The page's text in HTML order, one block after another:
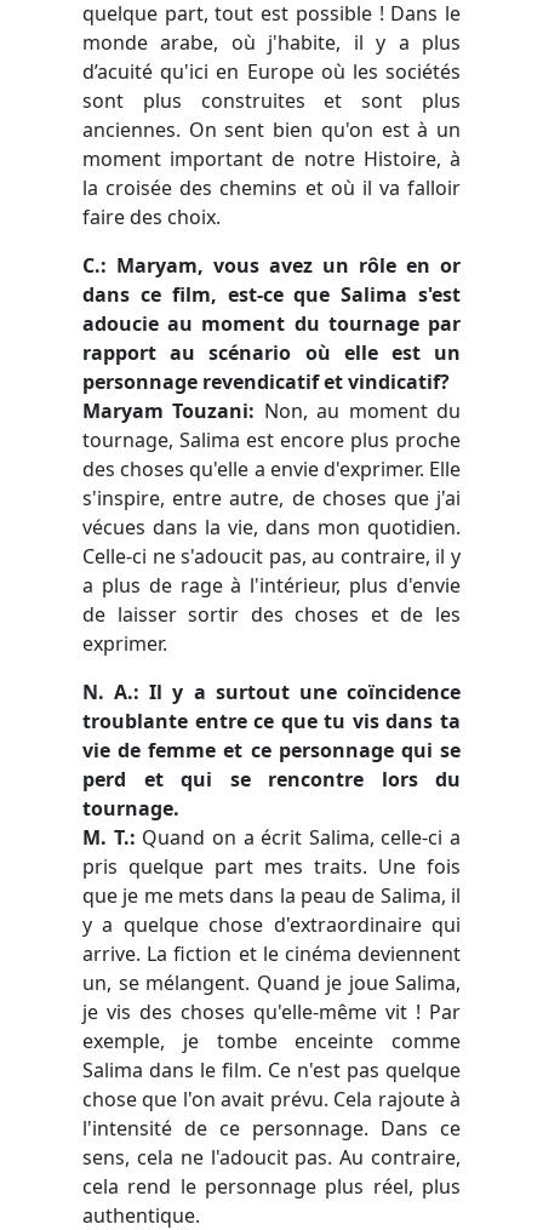
quelque part, tout est possible ! Dans le
monde arabe, où j'habite, il y a plus
d’acuité qu'ici en Europe où les sociétés
sont plus construites et sont plus
anciennes. On sent bien qu'on est à un
moment important de notre Histoire, à
la croisée des chemins et où il va falloir
faire des choix.
C.: Maryam, vous avez un rôle en or
dans ce film, est-ce que Salima s'est
adoucie au moment du tournage par
rapport au scénario où elle est un
personnage revendicatif et vindicatif?
Maryam Touzani: Non, au moment du
tournage, Salima est encore plus proche
des choses qu'elle a envie d'exprimer. Elle
s'inspire, entre autre, de choses que j'ai
vécues dans la vie, dans mon quotidien.
Celle-ci ne s'adoucit pas, au contraire, il y
a plus de rage à l'intérieur, plus d'envie
de laisser sortir des choses et de les
exprimer.
N. A.: Il y a surtout une coïncidence
troublante entre ce que tu vis dans ta
vie de femme et ce personnage qui se
perd et qui se rencontre lors du
tournage.
M. T.: Quand on a écrit Salima, celle-ci a
pris quelque part mes traits. Une fois
que je me mets dans la peau de Salima, il
y a quelque chose d'extraordinaire qui
arrive. La fiction et le cinéma deviennent
un, se mélangent. Quand je joue Salima,
je vis des choses qu'elle-même vit ! Par
exemple, je tombe enceinte comme
Salima dans le film. Ce n'est pas quelque
chose que l'on avait prévu. Cela rajoute à
l'intensité de ce personnage. Dans ce
sens, cela ne l'adoucit pas. Au contraire,
cela rend le personnage plus réel, plus
authentique.